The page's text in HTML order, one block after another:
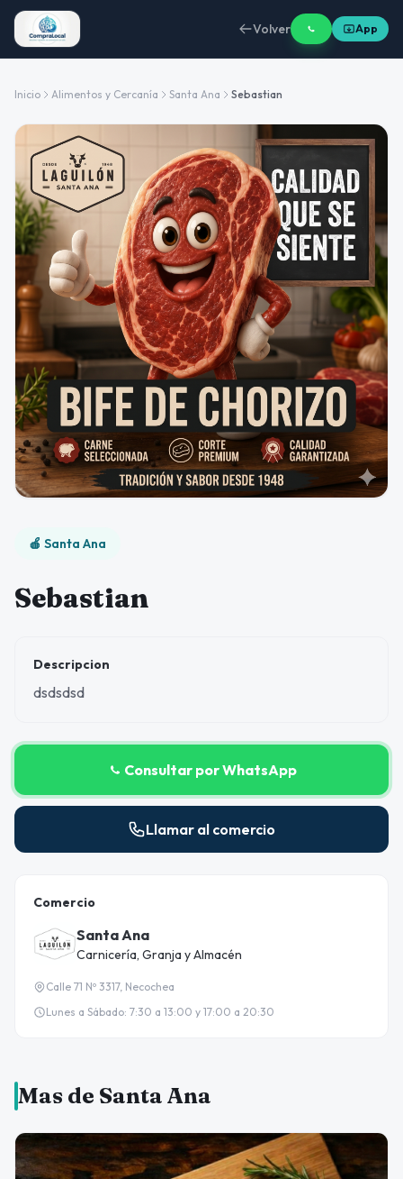
Volver App
Inicio Alimentos y Cercanía Santa Ana Sebastian
🍎 Santa Ana
Sebastian
Descripcion
dsdsdsd
Consultar por WhatsApp
Llamar al comercio
Comercio
Santa Ana
Carnicería, Granja y Almacén
Calle 71 Nº 3317, Necochea
Lunes a Sábado: 7:30 a 13:00 y 17:00 a 20:30
Mas de Santa Ana